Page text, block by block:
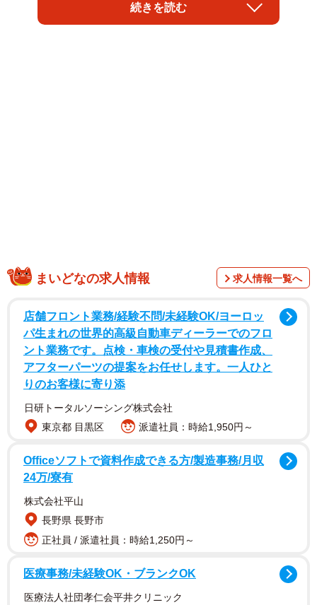
PDAは生後数カ月以内の手術で完治も期待できる
PDAとはワンコの先天性心疾患の中でも発生する頻度が高
く、特徴的な心雑音が認められるもの。早期の治療が必要
です。
特にマルチーズ、ポメラニアン、トイプードルなどの小型
犬種によくみられることから、遺伝が関係するとも言われ
ています。
一方、生後数カ月以内のできるだけ早い時期に外科手術を
ーダーの元からできるだけ早く保護し、適切な手術を実施
してあげる必要があります。この事情を知った長崎県の保
護団体は、懇意にしている福岡県のボランティアチーム、
わんにゃんレスキューはぴねすに相談。ふうちゃんははぴ
続きを読む
まいどなの求人情報 求人情報一覧へ
店舗フロント業務/経験不問/未経験OK/ヨーロッ
パ生まれの世界的高級自動車ディーラーでのフロ
ント業務です。点検・車検の受付や見積書作成、
アフターパーツの提案をお任せします。一人ひと
りのお客様に寄り添
日研トータルソーシング株式会社
東京都 目黒区
派遣社員：時給1,950円～
Officeソフトで資料作成できる方/製造事務/月収
24万/寮有
株式会社平山
長野県 長野市
正社員 / 派遣社員：時給1,250円～
医療事務/未経験OK・ブランクOK
医療法人社団孝仁会平井クリニック